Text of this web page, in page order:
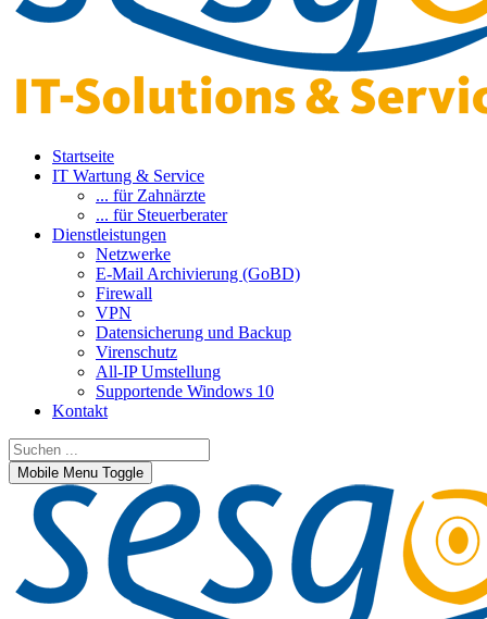
Startseite
IT Wartung & Service
... für Zahnärzte
... für Steuerberater
Dienstleistungen
Netzwerke
E-Mail Archivierung (GoBD)
Firewall
VPN
Datensicherung und Backup
Virenschutz
All-IP Umstellung
Supportende Windows 10
Kontakt
Mobile Menu Toggle